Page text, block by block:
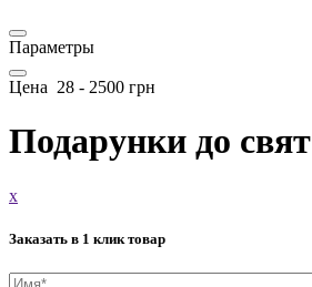
Параметры
Цена 28 - 2500 грн
Подарунки до свят
x
Заказать в 1 клик товар